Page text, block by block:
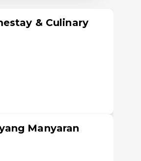
& Culinary
Manyaran